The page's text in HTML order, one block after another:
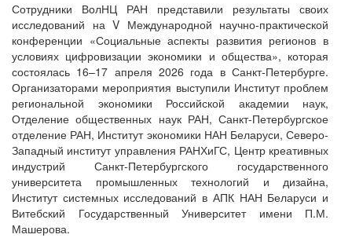
Сотрудники ВолНЦ РАН представили результаты своих
исследований на V Международной научно-практической
конференции «Социальные аспекты развития регионов в
условиях цифровизации экономики и общества», которая
состоялась 16–17 апреля 2026 года в Санкт-Петербурге.
Организаторами мероприятия выступили Институт проблем
региональной экономики Российской академии наук,
Отделение общественных наук РАН, Санкт-Петербургское
отделение РАН, Институт экономики НАН Беларуси, Северо-
Западный институт управления РАНХиГС, Центр креативных
индустрий Санкт-Петербургского государственного
университета промышленных технологий и дизайна,
Институт системных исследований в АПК НАН Беларуси и
Витебский Государственный Университет имени П.М.
Машерова.